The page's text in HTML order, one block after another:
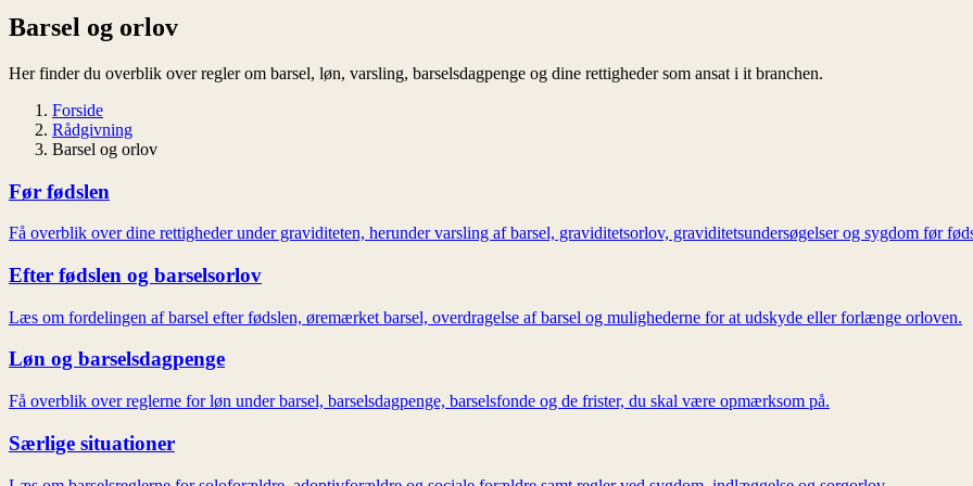
Barsel og orlov
Her finder du overblik over regler om barsel, løn, varsling, barselsdagpenge og dine rettigheder som ansat i it branchen.
Forside
Rådgivning
Barsel og orlov
Før fødslen
Få overblik over dine rettigheder under graviditeten, herunder varsling af barsel, graviditetsorlov, graviditetsundersøgelser og sygdom før
Efter fødslen og barselsorlov
Læs om fordelingen af barsel efter fødslen, øremærket barsel, overdragelse af barsel og mulighederne for at udskyde eller forlænge orloven.
Løn og barselsdagpenge
Få overblik over reglerne for løn under barsel, barselsdagpenge, barselsfonde og de frister, du skal være opmærksom på.
Særlige situationer